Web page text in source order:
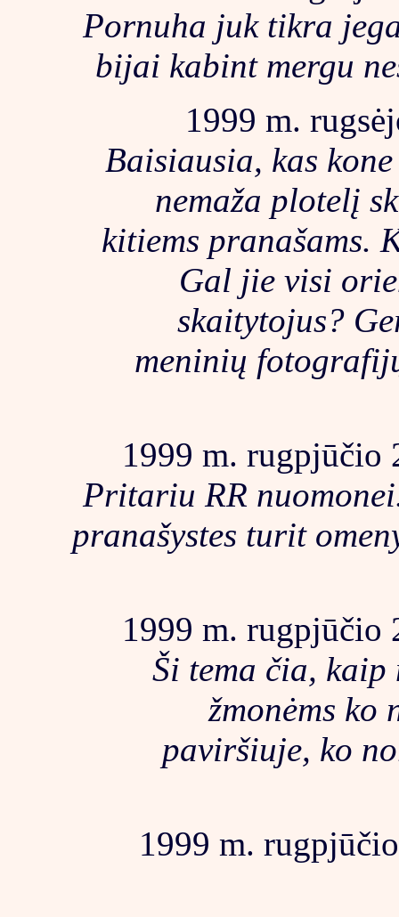
Pornuha juk tikra
bijai kabint mergu
1999 m.
Baisiausia, kas
nemaža plotelį
kitiems pranašams.
Gal jie visi
skaitytojus?
meninių
1999 m. rugpjūčio
Pritariu RR
pranašystes turit
1999 m. rugpjūčio
Ši tema čia,
žmonėms ko
paviršiuje, ko
1999 m.